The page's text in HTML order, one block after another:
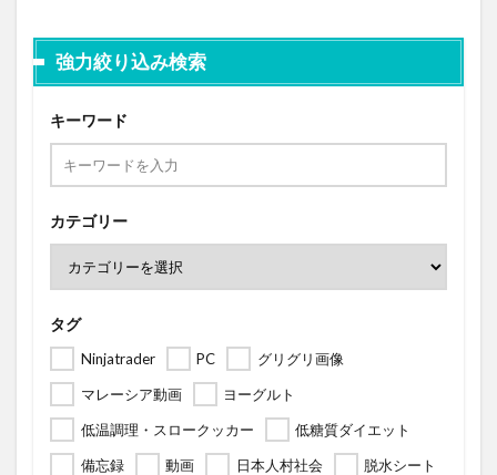
強力絞り込み検索
キーワード
カテゴリー
タグ
Ninjatrader PC
グリグリ画像
マレーシア動画
ヨーグルト
低温調理・スロークッカー
低糖質ダイエット
備忘録
動画 日本人村社会 脱水シート